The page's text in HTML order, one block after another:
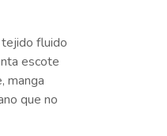
fluido
escote
manga
que no